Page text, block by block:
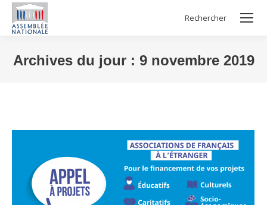
Search:
Rechercher
Archives du jour : 9 novembre 2019